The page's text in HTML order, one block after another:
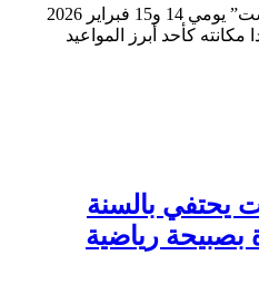
يحتفي “ترايل لالة تاكركوست” يومي 14 و15 فبراير 2026
مكانته كأحد أبرز المواعيد
يحتفي بالسنة
بصبيحة رياضية